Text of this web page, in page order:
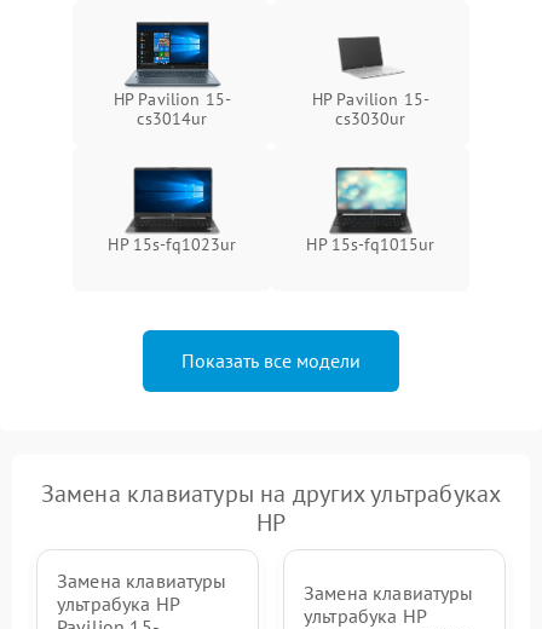
HP Pavilion 15-
cs3014ur
HP Pavilion 15-
cs3030ur
HP 15s-fq1023ur HP 15s-fq1015ur
Показать все модели
Замена клавиатуры на других ультрабуках
HP
Замена клавиатуры
ультрабука HP
Замена клавиатуры
ультрабука HP